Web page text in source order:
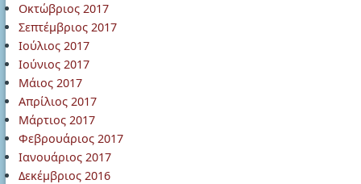
Οκτώβριος 2017
Σεπτέμβριος 2017
Ιούλιος 2017
Ιούνιος 2017
Μάιος 2017
Απρίλιος 2017
Μάρτιος 2017
Φεβρουάριος 2017
Ιανουάριος 2017
Δεκέμβριος 2016